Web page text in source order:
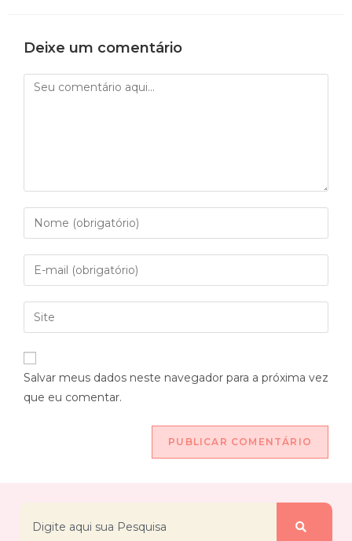
Deixe um comentário
Salvar meus dados neste navegador para a próxima vez
que eu comentar.